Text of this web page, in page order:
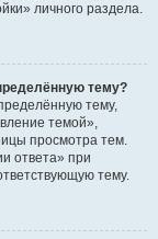
личного раздела.
тему?
тему,
темой»,
просмотра тем.
ответа» при
тему.